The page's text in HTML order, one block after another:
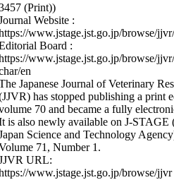
(Print))
Website :
www.jstage.jst.go.jp/browse/
Board :
www.jstage.jst.go.jp/browse/
en
Japanese Journal of Veterinary
has stopped publishing a print
70 and became a fully
is also newly available on J-STAGE
Science and Technology
71, Number 1.
URL:
www.jstage.jst.go.jp/browse/jjvr